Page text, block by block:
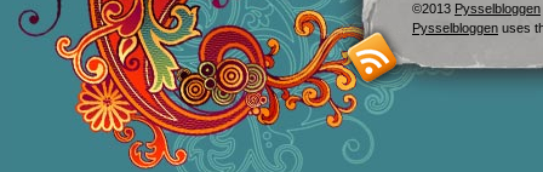
©2013 Pysselbloggen
Pysselbloggen uses